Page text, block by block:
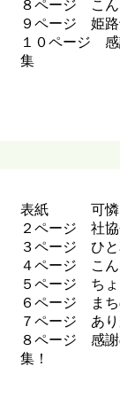
８ページ こん
９ページ 姫路
１０ページ
表紙 可憐な花
２ページ 社協
３ページ ひと
４ページ こ
５ページ ちょ
６ページ まち
７ページ あり
８ページ 感謝